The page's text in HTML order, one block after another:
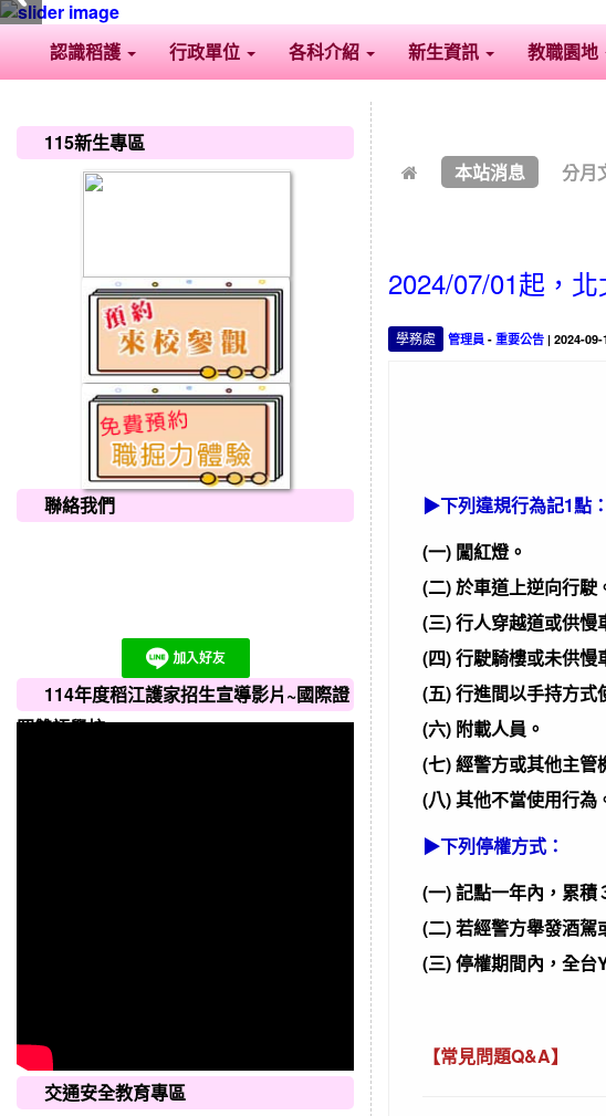
認識稻護 行政單位 各科介紹 新生資訊 教職園地
本站消息 分月
2024/07/01起，
學務處 管理員 -重要公告 | 2024-
▶下列違規行為記1點：
(一) 闖紅燈。
(二) 於車道上逆向行駛
(三) 行人穿越道或供慢
(四) 行駛騎樓或未供慢
(五) 行進間以手持方式
(六) 附載人員。
(七) 經警方或其他主管
(八) 其他不當使用行為
▶下列停權方式：
(一) 記點一年內，累積
(二) 若經警方舉發酒駕
(三) 停權期間內，全台
【常見問題Q&A】
115新生專區
聯絡我們
114年度稻江護家招生宣導影片~國際證
照雙語學校
交通安全教育專區